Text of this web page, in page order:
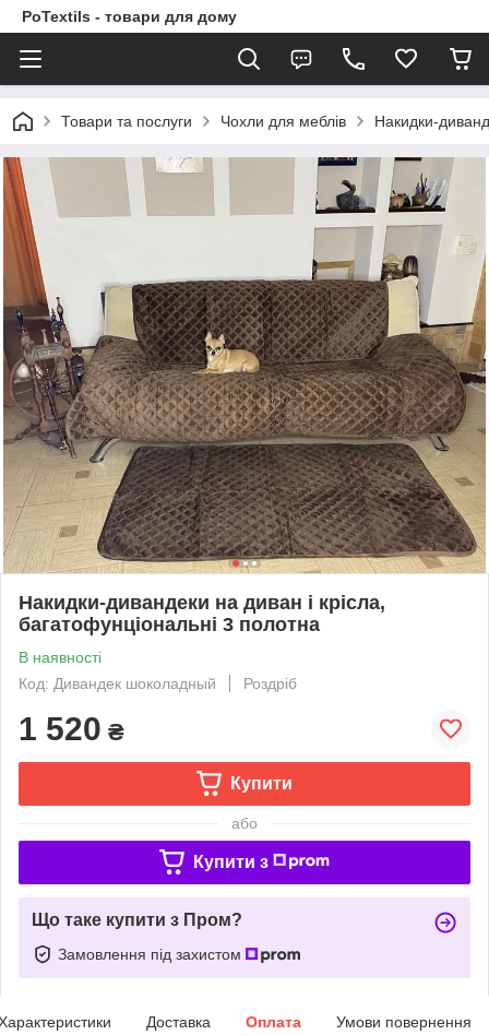
PoTextils - товари для дому
Товари та послуги Чохли для меблів Накидки-
Накидки-дивандеки на диван і крісла,
багатофунціональні 3 полотна
В наявності
Код: Дивандек шоколадный
Роздріб
1 520 ₴
Купити
або
Купити з
Що таке купити з Пром?
Замовлення під захистом
Доставка Оплата Умови повернення